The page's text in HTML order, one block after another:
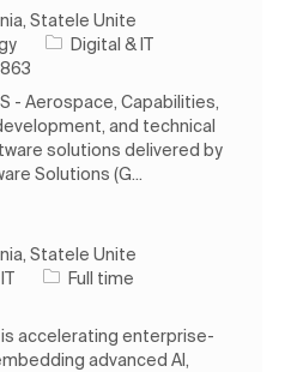
Statele Unite
Categorie
Digital & IT
- Aerospace, Capabilities,
and technical
solutions delivered by
Solutions (G...
Statele Unite
Tipul postului
Full time
is accelerating enterprise-
advanced AI,